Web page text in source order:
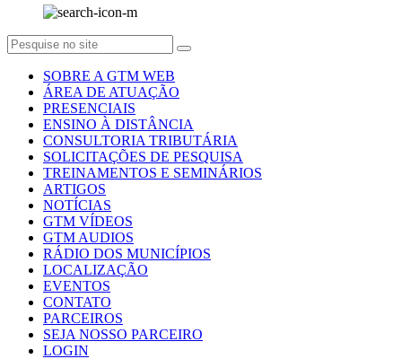
SOBRE A GTM WEB
ÁREA DE ATUAÇÃO
PRESENCIAIS
ENSINO À DISTÂNCIA
CONSULTORIA TRIBUTÁRIA
SOLICITAÇÕES DE PESQUISA
TREINAMENTOS E SEMINÁRIOS
ARTIGOS
NOTÍCIAS
GTM VÍDEOS
GTM AUDIOS
RÁDIO DOS MUNICÍPIOS
LOCALIZAÇÃO
EVENTOS
CONTATO
PARCEIROS
SEJA NOSSO PARCEIRO
LOGIN